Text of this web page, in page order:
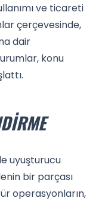
ve ticareti
çerçevesinde,
dair
konu
uyuşturucu
bir parçası
operasyonların,